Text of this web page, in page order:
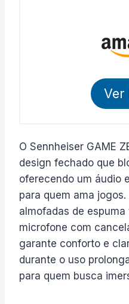
Ver
O Sennheiser GAME
design fechado que
oferecendo um áudio
para quem ama
almofadas de
microfone com
garante conforto e
durante o uso
para quem busca